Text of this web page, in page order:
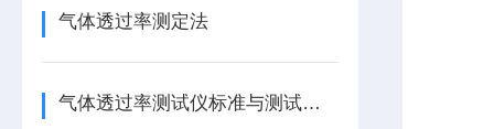
气体透过率测定法
气体透过率测试仪标准与测试原理